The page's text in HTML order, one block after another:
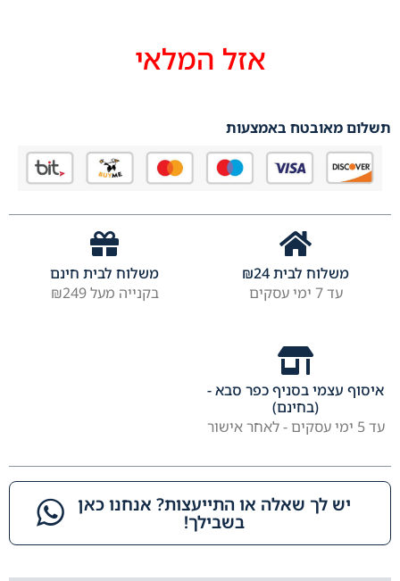
אזל המלאי
תשלום מאובטח באמצעות
משלוח לבית ₪24
עד 7 ימי עסקים
משלוח לבית חינם
בקנייה מעל ₪249
איסוף עצמי בסניף כפר סבא -
(בחינם)
עד 5 ימי עסקים - לאחר אישור
יש לך שאלה או התייעצות? אנחנו כאן
בשבילך!​